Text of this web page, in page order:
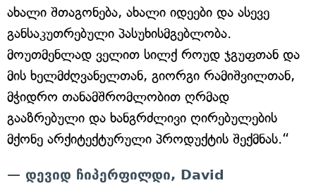
ახალი შთაგონება, ახალი იდეები და ასევე
განსაკუთრებული პასუხისმგებლობა.
მოუთმენლად ველით სილქ როუდ ჯგუფთან და
მის ხელმძღვანელთან, გიორგი რამიშვილთან,
მჭიდრო თანამშრომლობით ღრმად
გააზრებული და ხანგრძლივი ღირებულების
მქონე არქიტექტურული პროდუქტის შექმნას.“
— დევიდ ჩიპერფილდი, David